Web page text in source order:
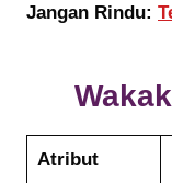
Jangan Rindu:
Atribut